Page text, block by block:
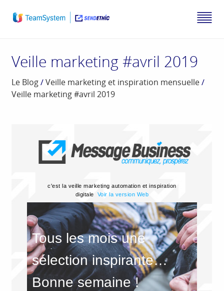
Veille marketing #avril 2019
Le Blog/Veille marketing et inspiration mensuelle/
Veille marketing #avril 2019
c'est la veille marketing automation et inspiration
digitale
Voir la version Web
Tous les mois une
sélection inspirante…
Bonne semaine !